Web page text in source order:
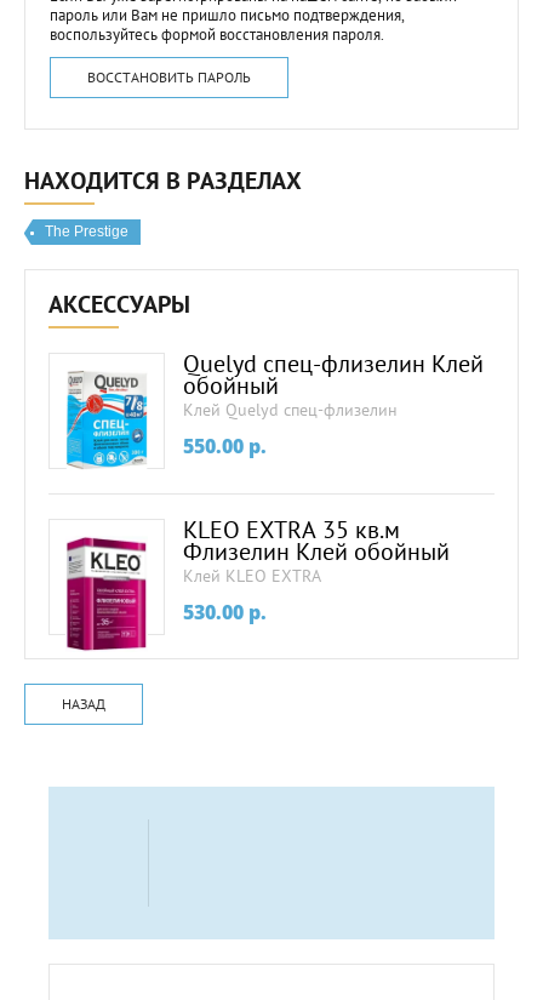
пароль или Вам не пришло письмо подтверждения,
воспользуйтесь формой восстановления пароля.
ВОССТАНОВИТЬ ПАРОЛЬ
НАХОДИТСЯ В РАЗДЕЛАХ
The Prestige
АКСЕССУАРЫ
Quelyd спец-флизелин Клей
обойный
Клей Quelyd спец-флизелин
550.00 p.
KLEO EXTRA 35 кв.м
Флизелин Клей обойный
Клей KLEO EXTRA
530.00 p.
НАЗАД